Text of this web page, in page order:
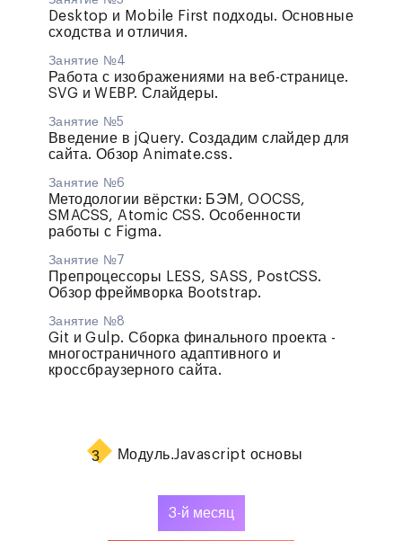
Desktop и Mobile First подходы. Основные
сходства и отличия.
Занятие №4
Работа с изображениями на веб-странице.
SVG и WEBP. Слайдеры.
Занятие №5
Введение в jQuery. Создадим слайдер для
сайта. Обзор Animate.css.
Занятие №6
Методологии вёрстки: БЭМ, OOCSS,
SMACSS, Atomic CSS. Особенности
работы с Figma.
Занятие №7
Препроцессоры LESS, SASS, PostCSS.
Обзор фреймворка Bootstrap.
Занятие №8
Git и Gulp. Сборка финального проекта -
многостраничного адаптивного и
кроссбраузерного сайта.
3 Модуль.Javascript основы
3-й месяц